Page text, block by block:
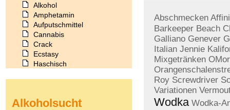
Abschmecken
Barkeeper Beach
Galliano Genever
Italian Jennie
Mixgetränken
Roy Screwdriver
Variationen
Wodka Wodka-
Alkohol
Amphetamin
Aufputschmittel
Cannabis
Crack
Ecstasy
Haschisch
Kokain
Alkoholsucht